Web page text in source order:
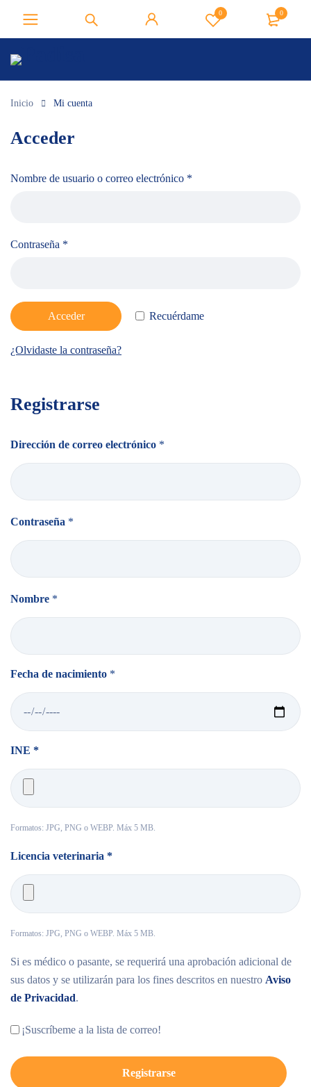
0 0
Inicio Mi cuenta
Acceder
Nombre de usuario o correo electrónico *
Contraseña *
Recuérdame
Acceder
¿Olvidaste la contraseña?
Registrarse
Dirección de correo electrónico *
Contraseña *
Nombre *
Fecha de nacimiento *
INE *
Formatos: JPG, PNG o WEBP. Máx 5 MB.
Licencia veterinaria *
Formatos: JPG, PNG o WEBP. Máx 5 MB.
Si es médico o pasante, se requerirá una aprobación adicional de
sus datos y se utilizarán para los fines descritos en nuestro Aviso
de Privacidad.
¡Suscríbeme a la lista de correo!
Registrarse